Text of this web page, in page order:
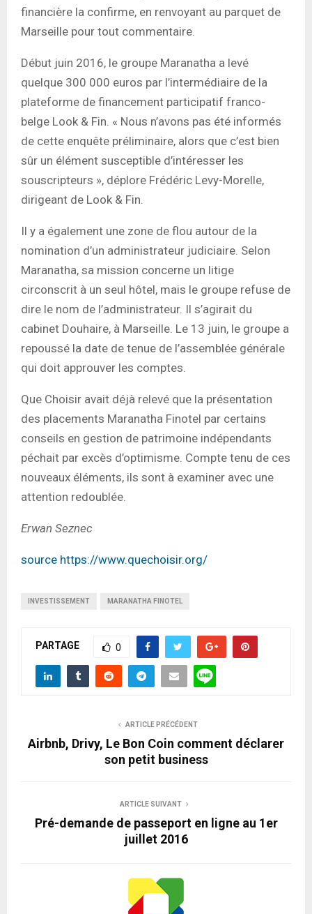
financière la confirme, en renvoyant au parquet de
Marseille pour tout commentaire.
Début juin 2016, le groupe Maranatha a levé
quelque 300 000 euros par l’intermédiaire de la
plateforme de financement participatif franco-
belge Look & Fin. « Nous n’avons pas été informés
de cette enquête préliminaire, alors que c’est bien
sûr un élément susceptible d’intéresser les
souscripteurs », déplore Frédéric Levy-Morelle,
dirigeant de Look & Fin.
Il y a également une zone de flou autour de la
nomination d’un administrateur judiciaire. Selon
Maranatha, sa mission concerne un litige
circonscrit à un seul hôtel, mais le groupe refuse de
dire le nom de l’administrateur. Il s’agirait du
cabinet Douhaire, à Marseille. Le 13 juin, le groupe a
repoussé la date de tenue de l’assemblée générale
qui doit approuver les comptes.
Que Choisir avait déjà relevé que la présentation
des placements Maranatha Finotel par certains
conseils en gestion de patrimoine indépendants
péchait par excès d’optimisme. Compte tenu de ces
nouveaux éléments, ils sont à examiner avec une
attention redoublée.
Erwan Seznec
source https://www.quechoisir.org/
INVESTISSEMENT MARANATHA FINOTEL
PARTAGE 0
ARTICLE PRÉCÉDENT
Airbnb, Drivy, Le Bon Coin comment déclarer
son petit business
ARTICLE SUIVANT
Pré-demande de passeport en ligne au 1er
juillet 2016